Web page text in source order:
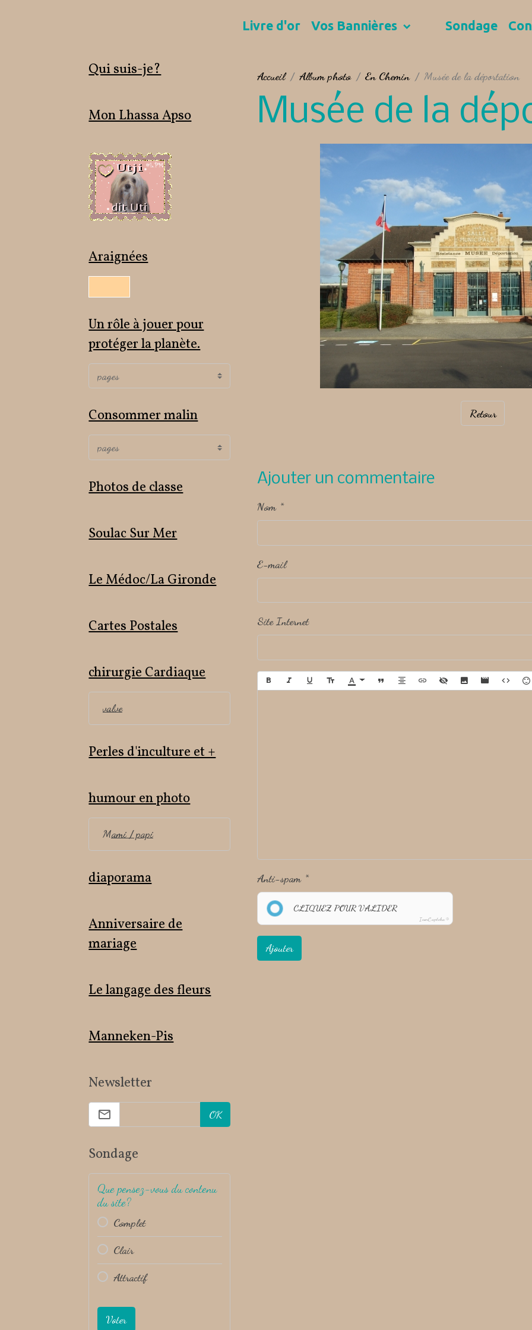
Livre d'or Vos Bannières Sondage
Accueil Album photo En Chemin Musée de la déportation
Musée de la
Retour
Ajouter un commentaire
Nom
E-mail
Site Internet
Anti-spam
CLIQUEZ POUR VALIDER
IconCaptcha ©
Ajouter
Qui suis-je?
Mon Lhassa Apso
Araignées
Un rôle à jouer pour
protéger la planète.
Consommer malin
Photos de classe
Soulac Sur Mer
Le Médoc/La Gironde
Cartes Postales
chirurgie Cardiaque
valve
Perles d'inculture et +
humour en photo
Mami / papi
diaporama
Anniversaire de
mariage
Le langage des fleurs
Manneken-Pis
Newsletter
OK
Sondage
Que pensez-vous du contenu
du site?
Complet
Clair
Attractif
Voter